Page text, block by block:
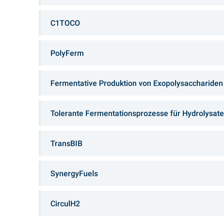
C1TOCO
PolyFerm
Fermentative Produktion von Exopolysacchariden
Tolerante Fermentationsprozesse für Hydrolysate
TransBIB
SynergyFuels
CirculH2